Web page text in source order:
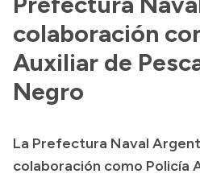
Casa de Gobierno
Acerca de Río Negro
Historia
colaboración
Auxiliar de
Negro
La Prefectura Naval
colaboración como Policía